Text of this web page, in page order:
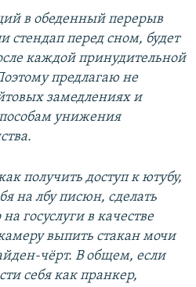
в обеденный перерыв
стендап перед сном, будет
каждой принудительной
предлагаю не
замедлениях и
унижения
получить доступ к ютубу,
на лбу писюн, сделать
госуслуги в качестве
выпить стакан мочи
чёрт. В общем, если
себя как пранкер,